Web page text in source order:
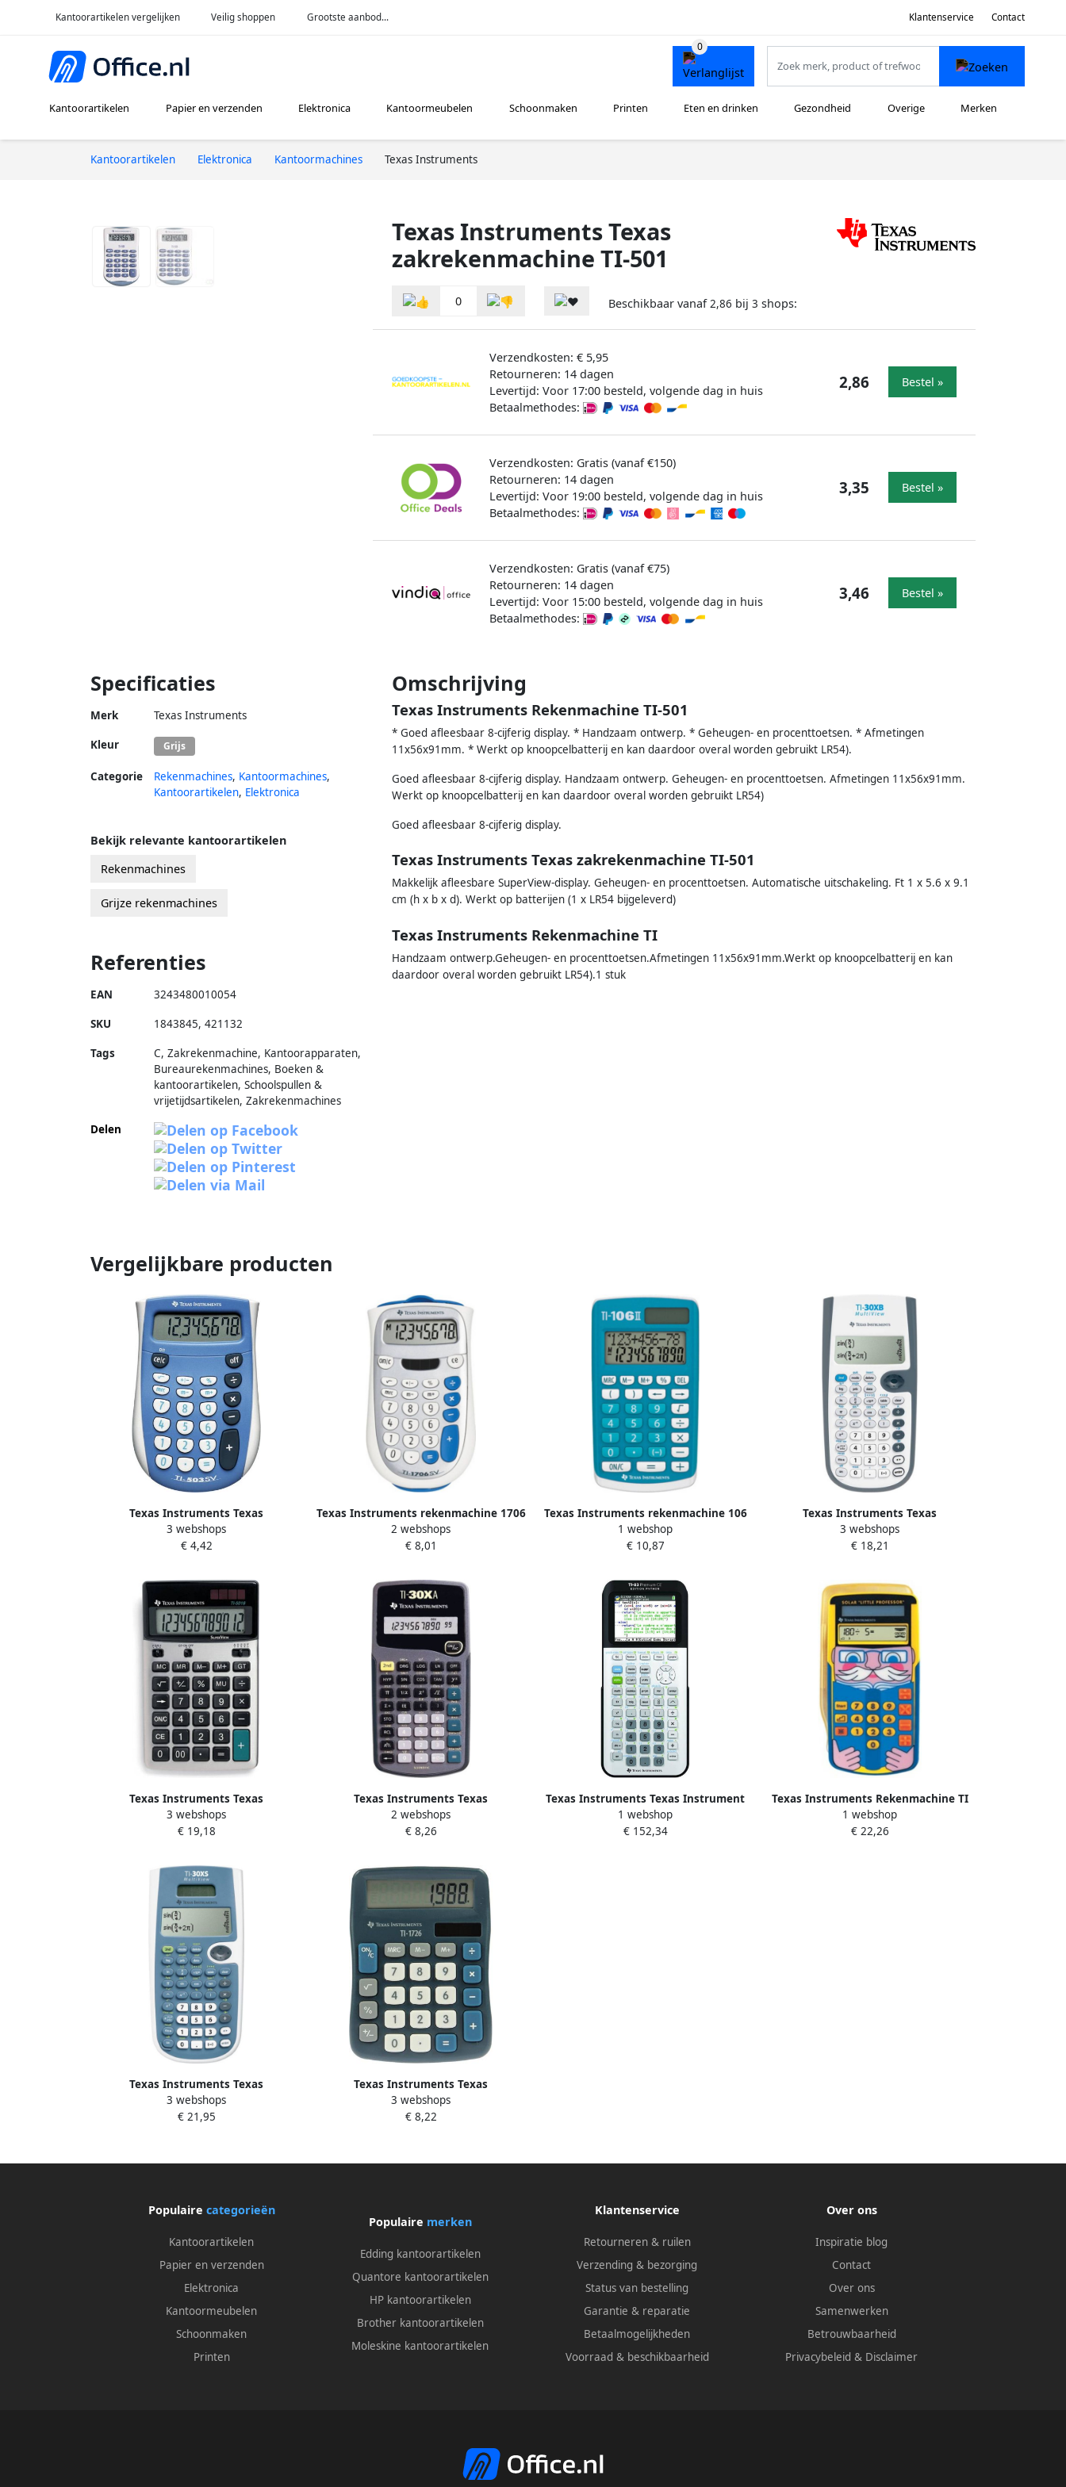
Kantoorartikelen vergelijken Veilig shoppen Grootste aanbod... Klantenservice Contact
Kantoorartikelen Papier en verzenden Elektronica Kantoormeubelen Schoonmaken Printen Eten en drinken Gezondheid Overige Merken
Kantoorartikelen Elektronica Kantoormachines Texas Instruments
Texas Instruments Texas
zakrekenmachine TI-501
0 Beschikbaar vanaf2,86 bij 3 shops:
Verzendkosten: € 5,95
Retourneren: 14 dagen
Levertijd: Voor 17:00 besteld, volgende dag in huis
Betaalmethodes:
2,86 Bestel »
Verzendkosten: Gratis (vanaf €150)
Retourneren: 14 dagen
Levertijd: Voor 19:00 besteld, volgende dag in huis
Betaalmethodes:
3,35 Bestel »
Verzendkosten: Gratis (vanaf €75)
Retourneren: 14 dagen
Levertijd: Voor 15:00 besteld, volgende dag in huis
Betaalmethodes:
3,46 Bestel »
Specificaties
Merk Texas Instruments
Kleur Grijs
Categorie Rekenmachines, Kantoormachines,
Kantoorartikelen, Elektronica
Omschrijving
Texas Instruments Rekenmachine TI-501
* Goed afleesbaar 8-cijferig display. * Handzaam ontwerp. * Geheugen- en procenttoetsen. * Afmetingen
11x56x91mm. * Werkt op knoopcelbatterij en kan daardoor overal worden gebruikt LR54).
Goed afleesbaar 8-cijferig display. Handzaam ontwerp. Geheugen- en procenttoetsen. Afmetingen 11x56x91mm.
Werkt op knoopcelbatterij en kan daardoor overal worden gebruikt LR54)
Goed afleesbaar 8-cijferig display.
Texas Instruments Texas zakrekenmachine TI-501
Makkelijk afleesbare SuperView-display. Geheugen- en procenttoetsen. Automatische uitschakeling. Ft 1 x 5.6 x 9.1
cm (h x b x d). Werkt op batterijen (1 x LR54 bijgeleverd)
Texas Instruments Rekenmachine TI
Handzaam ontwerp.Geheugen- en procenttoetsen.Afmetingen 11x56x91mm.Werkt op knoopcelbatterij en kan
daardoor overal worden gebruikt LR54).1 stuk
Bekijk relevante kantoorartikelen
Rekenmachines
Grijze rekenmachines
Referenties
EAN 3243480010054
SKU 1843845, 421132
Tags
C, Zakrekenmachine, Kantoorapparaten,
Bureaurekenmachines, Boeken &
kantoorartikelen, Schoolspullen &
vrijetijdsartikelen, Zakrekenmachines
Delen
Vergelijkbare producten
Texas Instruments Texas
zakrekenmachine TI-503 SV
3 webshops
€ 4,42
Texas Instruments rekenmachine 1706
SV 8 x 14 5 cm zilver wit
2 webshops
€ 8,01
Texas Instruments rekenmachine 106
II 8 9 x 18 x 2 cm blauw wit
1 webshop
€ 10,87
Texas Instruments Texas
wetenschappelijke rekenmachine TI-
30XB Multiview werkt op batterijen
3 webshops
€ 18,21
Texas Instruments Texas
bureaurekenmachine TI-5018SV
3 webshops
€ 19,18
Texas Instruments Texas
wetenschappelijke rekenmachine TI-
30XA
2 webshops
€ 8,26
Texas Instruments Texas Instrument
TI-83 Premium CE Python Calculator
1 webshop
€ 152,34
Texas Instruments Rekenmachine TI
little professor solar
1 webshop
€ 22,26
Texas Instruments Texas
wetenschappelijke rekenmachine TI-
30XS Multiview werkt op zonnecellen
3 webshops
€ 21,95
Texas Instruments Texas
bureaurekenmachine TI-1726
3 webshops
€ 8,22
Populaire categorieën
Kantoorartikelen
Papier en verzenden
Elektronica
Kantoormeubelen
Schoonmaken
Printen
Populaire merken
Edding kantoorartikelen
Quantore kantoorartikelen
HP kantoorartikelen
Brother kantoorartikelen
Moleskine kantoorartikelen
Klantenservice
Retourneren & ruilen
Verzending & bezorging
Status van bestelling
Garantie & reparatie
Betaalmogelijkheden
Voorraad & beschikbaarheid
Over ons
Inspiratie blog
Contact
Over ons
Samenwerken
Betrouwbaarheid
Privacybeleid & Disclaimer